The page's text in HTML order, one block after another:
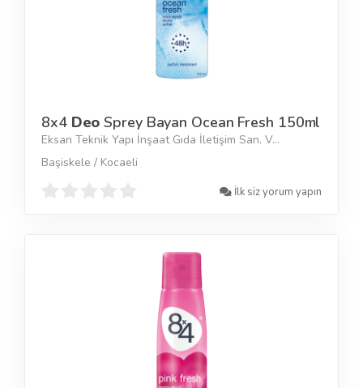
8x4 Deo Sprey Bayan Ocean Fresh 150ml
Eksan Teknik Yapı İnşaat Gıda İletişim San. V...
Başiskele / Kocaeli
İlk siz yorum yapın